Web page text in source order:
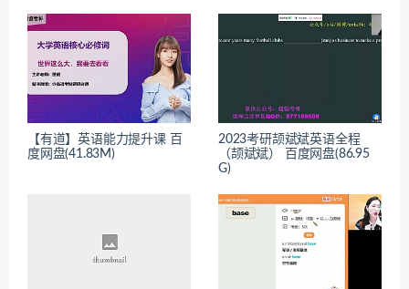
【有道】英语能力提升课 百
度网盘(41.83M)
2023考研颉斌斌英语全程
（颉斌斌） 百度网盘(86.95
G)